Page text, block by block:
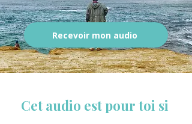
Recevoir mon audio
Cet audio est pour toi si